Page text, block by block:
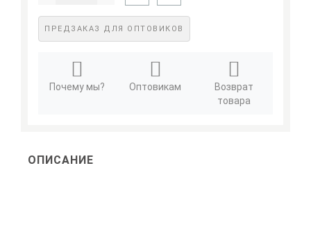
ПРЕДЗАКАЗ ДЛЯ ОПТОВИКОВ
Почему мы? Оптовикам
Возврат
товара
ОПИСАНИЕ